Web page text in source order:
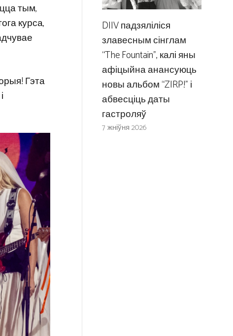
тым,
курса,
Гэта
DIIV падзяліліся
злавесным сінглам
“The Fountain”, калі яны
афіцыйна анансуюць
новы альбом “ZIRP!” і
абвесціць даты
гастроляў
7 жніўня 2026